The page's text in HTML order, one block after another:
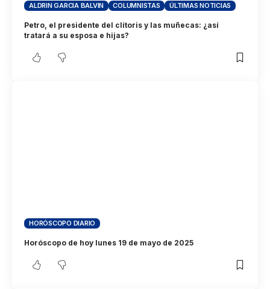
ALDRIN GARCIA BALVIN COLUMNISTAS ÚLTIMAS NOTICIAS
Petro, el presidente del clítoris y las muñecas: ¿así
tratará a su esposa e hijas?
HORÓSCOPO DIARIO
Horóscopo de hoy lunes 19 de mayo de 2025